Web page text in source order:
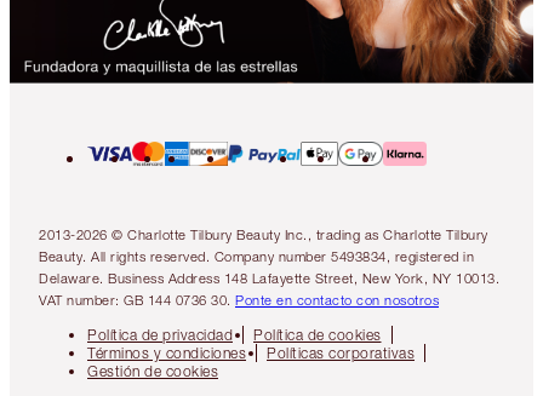
2013-2026 © Charlotte Tilbury Beauty Inc., trading as Charlotte Tilbury
Beauty. All rights reserved. Company number 5493834, registered in
Delaware. Business Address 148 Lafayette Street, New York, NY 10013.
VAT number: GB 144 0736 30. Ponte en contacto con nosotros
Política de privacidad
Política de cookies
Términos y condiciones
Políticas corporativas
Gestión de cookies